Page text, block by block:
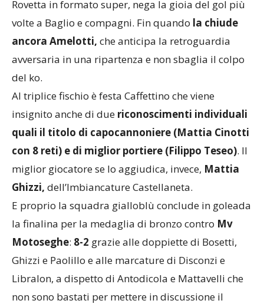
Rovetta in formato super, nega la gioia del gol più
volte a Baglio e compagni. Fin quando la chiude
ancora Amelotti, che anticipa la retroguardia
avversaria in una ripartenza e non sbaglia il colpo
del ko.
Al triplice fischio è festa Caffettino che viene
insignito anche di due riconoscimenti individuali
quali il titolo di capocannoniere (Mattia Cinotti
con 8 reti) e di miglior portiere (Filippo Teseo). Il
miglior giocatore se lo aggiudica, invece, Mattia
Ghizzi, dell’Imbiancature Castellaneta.
E proprio la squadra gialloblù conclude in goleada
la finalina per la medaglia di bronzo contro Mv
Motoseghe: 8-2 grazie alle doppiette di Bosetti,
Ghizzi e Paolillo e alle marcature di Disconzi e
Libralon, a dispetto di Antodicola e Mattavelli che
non sono bastati per mettere in discussione il